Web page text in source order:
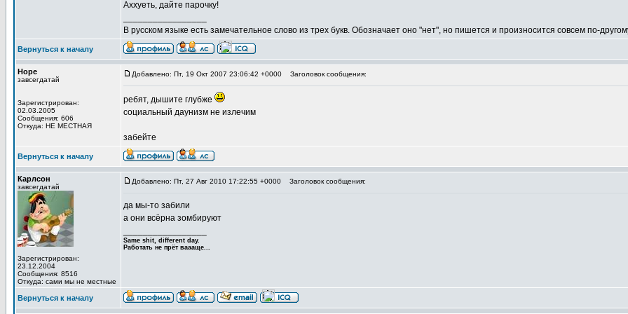
Аххуеть, дайте парочку!
В русском языке есть замечательное слово из трех букв. Обозначает оно "нет", но пишется и произносится совсем по-
Вернуться к началу
Hope
завсегдатай
Зарегистрирован:
02.03.2005
Сообщения: 606
Откуда: НЕ МЕСТНАЯ
Добавлено: Пт, 19 Окт 2007 23:06:42 +0000 Заголовок сообщения:
ребят, дышите глубже
социальный даунизм не излечим
забейте
Вернуться к началу
Карлсон
завсегдатай
Зарегистрирован:
23.12.2004
Сообщения: 8516
Откуда: сами мы не местные
Добавлено: Пт, 27 Авг 2010 17:22:55 +0000 Заголовок сообщения:
да мы-то забили
а они всёрна зомбируют
Same shit, different day.
Работать не прёт ваааще...
Вернуться к началу